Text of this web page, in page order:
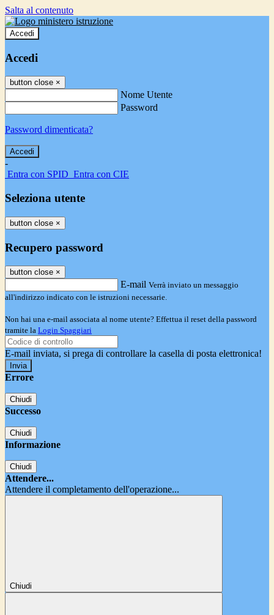
Salta al contenuto
Accedi
Accedi
button close ×
Nome Utente
Password
Password dimenticata?
-
Entra con SPID Entra con CIE
Seleziona utente
button close ×
Recupero password
button close ×
E-mail Verrà inviato un messaggio
all'indirizzo indicato con le istruzioni necessarie.
Non hai una e-mail associata al nome utente? Effettua il reset della password
tramite la Login Spaggiari
E-mail inviata, si prega di controllare la casella di posta elettronica!
Errore
Chiudi
Successo
Chiudi
Informazione
Chiudi
Attendere...
Attendere il completamento dell'operazione...
Chiudi